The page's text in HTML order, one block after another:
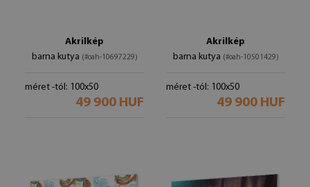
Akrilkép
barna kutya (#oah-10697229)
méret -tól: 100x50
49 900 HUF
Akrilkép
barna kutya (#oah-10501429)
méret -tól: 100x50
49 900 HUF